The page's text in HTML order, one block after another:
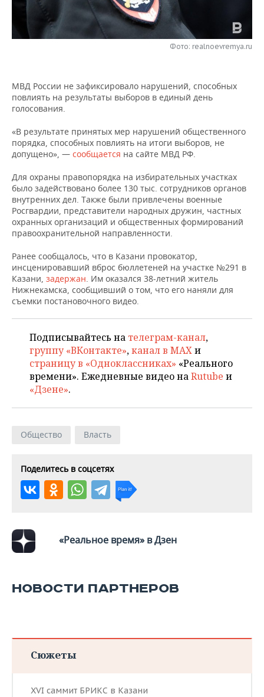
НЕФТЕХИМИЯ
НЕФТЬ
ЭНЕРГЕТИКА
РОЗНИЧНАЯ ТОРГОВЛЯ
НОВОСТИ ТЕХНОЛОГИЙ
ТЕЛЕКОММУНИКАЦИИ
МЕРОПРИЯТИЯ
БИЗНЕС-БРАНЧИ
ONLINE-КОНФЕРЕНЦИИ
ОТКРЫТАЯ ЛЕКЦИЯ
ФУТБОЛ
ХОККЕЙ
БАСКЕТБОЛ
ВОЛЕЙБОЛ
КИБЕРСПОРТ
ФИГУРНОЕ КАТАНИЕ
ВОДНЫЕ ВИДЫ СПОРТА
ХОККЕЙ С МЯЧОМ
НОВОСТИ ОБЩЕСТВА
ВЛАСТЬ
ИНФРАСТРУКТУРА
ИСТОРИЯ
КУЛЬТУРА
МЕДИЦИНА
ОБРАЗОВАНИЕ
ПРОИСШЕСТВИЯ
ФОТОГАЛЕРЕЯ
СЮЖЕТЫ
СПРАВОЧНИК
СПИСОК ПЕРСОН
СПИСОК КОМПАНИЙ
ПОЛНАЯ ВЕРСИЯ
Фото: realnoevremya.ru
МВД России не зафиксировало нарушений, способных
повлиять на результаты выборов в единый день
голосования.
«В результате принятых мер нарушений общественного
порядка, способных повлиять на итоги выборов, не
допущено», — сообщается на сайте МВД РФ.
Для охраны правопорядка на избирательных участках
было задействовано более 130 тыс. сотрудников органов
внутренних дел. Также были привлечены военные
Росгвардии, представители народных дружин, частных
охранных организаций и общественных формирований
правоохранительной направленности.
Ранее сообщалось, что в Казани провокатор,
инсценировавший вброс бюллетеней на участке №291 в
Казани, задержан. Им оказался 38-летний житель
Нижнекамска, сообщивший о том, что его наняли для
съемки постановочного видео.
Подписывайтесь на телеграм-канал,
группу «ВКонтакте»,канал в MAXи
страницу в «Одноклассниках» «Реального
времени». Ежедневные видео наRutube и
«Дзене».
Общество Власть
Поделитесь в соцсетях
«Реальное время» в Дзен
НОВОСТИ ПАРТНЕРОВ
Сюжеты
XVI саммит БРИКС в Казани